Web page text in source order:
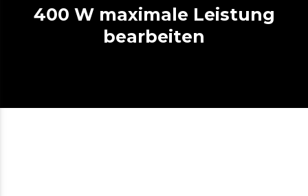
400 W maximale Leistung
bearbeiten